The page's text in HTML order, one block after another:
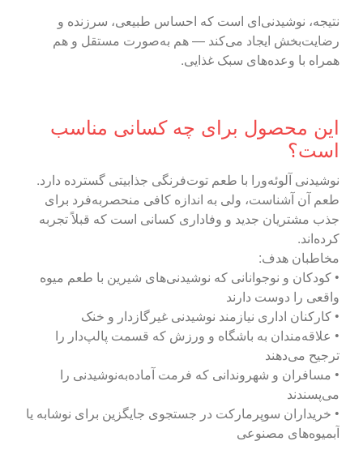
نتیجه، نوشیدنی‌ای است که احساس طبیعی، سرزنده و
رضایت‌بخش ایجاد می‌کند — هم به‌صورت مستقل و هم
همراه با وعده‌های سبک غذایی.
این محصول برای چه کسانی مناسب
است؟
نوشیدنی آلوئه‌ورا با طعم توت‌فرنگی جذابیتی گسترده دارد.
طعم آن آشناست، ولی به اندازه کافی منحصر‌به‌فرد برای
جذب مشتریان جدید و وفاداری کسانی است که قبلاً تجربه
کرده‌اند.
مخاطبان هدف:
• کودکان و نوجوانانی که نوشیدنی‌های شیرین با طعم میوه
واقعی را دوست دارند
• کارکنان اداری نیازمند نوشیدنی غیرگازدار و خنک
• علاقه‌مندان به باشگاه و ورزش که قسمت پالپ‌دار را
ترجیح می‌دهند
• مسافران و شهروندانی که فرمت آماده‌به‌نوشیدنی را
می‌پسندند
• خریداران سوپرمارکت در جستجوی جایگزین برای نوشابه یا
آبمیوه‌های مصنوعی